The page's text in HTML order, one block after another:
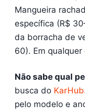
Mangueira
específica (R$
da borracha de
60). Em
Não sabe qual
busca do
pelo modelo e